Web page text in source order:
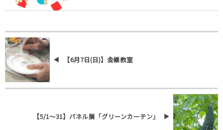
【6月7日(日)】金継教室
【5/1～31】パネル展「グリーンカーテン」